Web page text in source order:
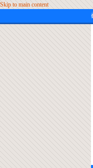
Skip to main content